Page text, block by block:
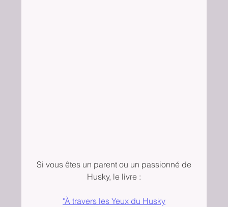
Si vous êtes un parent ou un passionné de
Husky, le livre :
"À travers les Yeux du Husky